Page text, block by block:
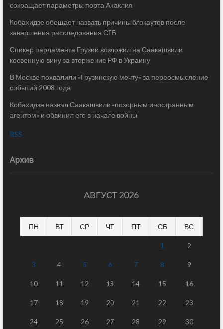
сокращает параметры порта Анаклия
Кобахидзе обещает назвать причины блэкаутов после
завершения расследования СГБ
Спикер парламента Грузии возложил на Саакашвили
косвенную вину за вторжение РФ в Украину
В Москве похвалили «Грузинскую мечту» за переосмысление
событий 2008 года
Кобахидзе назвал Саакашвили «позорным иностранным
агентом» и обвинил его в начале войны
RSS
Архив
АВГУСТ 2026
ПН ВТ СР ЧТ ПТ СБ ВС
1 2
3 4 5 6 7 8 9
10 11 12 13 14 15 16
17 18 19 20 21 22 23
24 25 26 27 28 29 30